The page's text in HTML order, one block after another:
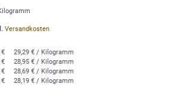
Versandkosten
€
29,29 € / Kilogramm
€
28,95 € / Kilogramm
€
28,69 € / Kilogramm
€ 28,19 € / Kilogramm